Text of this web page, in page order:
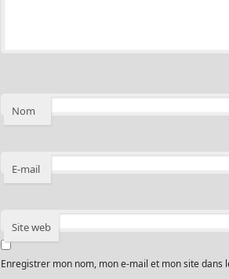
Nom
E-mail
Site web
Enregistrer mon nom, mon e-mail et mon site dans